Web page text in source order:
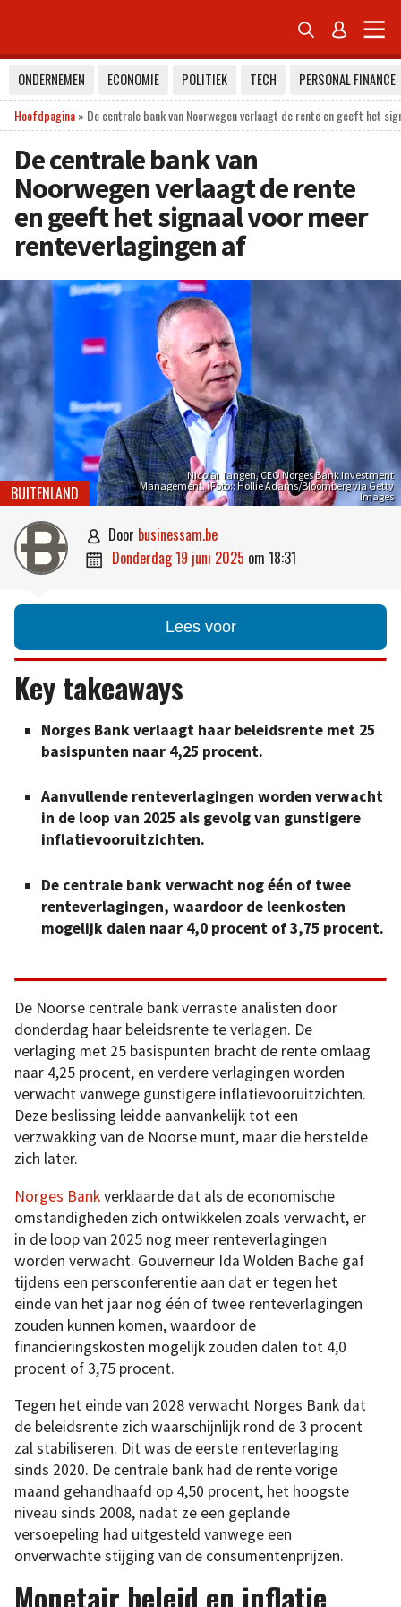
 
ONDERNEMEN ECONOMIE POLITIEK TECH
PERSONAL FINANCE
Hoofdpagina» De centrale bank van Noorwegen verlaagt de rente en geeft het
De centrale bank van
Noorwegen verlaagt de rente
en geeft het signaal voor meer
renteverlagingen af
Nicolai Tangen, CEO Norges Bank Investment
Management. (Foto:: Hollie Adams/Bloomberg via Getty
Images
BUITENLAND
 door businessam.be
 donderdag 19 juni 2025 om 18:31
Lees voor
Key takeaways
Norges Bank verlaagt haar beleidsrente met 25
basispunten naar 4,25 procent.
Aanvullende renteverlagingen worden verwacht
in de loop van 2025 als gevolg van gunstigere
inflatievooruitzichten.
De centrale bank verwacht nog één of twee
renteverlagingen, waardoor de leenkosten
mogelijk dalen naar 4,0 procent of 3,75 procent.
De Noorse centrale bank verraste analisten door
donderdag haar beleidsrente te verlagen. De
verlaging met 25 basispunten bracht de rente omlaag
naar 4,25 procent, en verdere verlagingen worden
verwacht vanwege gunstigere inflatievooruitzichten.
Deze beslissing leidde aanvankelijk tot een
verzwakking van de Noorse munt, maar die herstelde
zich later.
Norges Bankverklaarde dat als de economische
omstandigheden zich ontwikkelen zoals verwacht, er
in de loop van 2025 nog meer renteverlagingen
worden verwacht. Gouverneur Ida Wolden Bache gaf
tijdens een persconferentie aan dat er tegen het
einde van het jaar nog één of twee renteverlagingen
zouden kunnen komen, waardoor de
financieringskosten mogelijk zouden dalen tot 4,0
procent of 3,75 procent.
Tegen het einde van 2028 verwacht Norges Bank dat
de beleidsrente zich waarschijnlijk rond de 3 procent
zal stabiliseren. Dit was de eerste renteverlaging
sinds 2020. De centrale bank had de rente vorige
maand gehandhaafd op 4,50 procent, het hoogste
niveau sinds 2008, nadat ze een geplande
versoepeling had uitgesteld vanwege een
onverwachte stijging van de consumentenprijzen.
Monetair beleid en inflatie